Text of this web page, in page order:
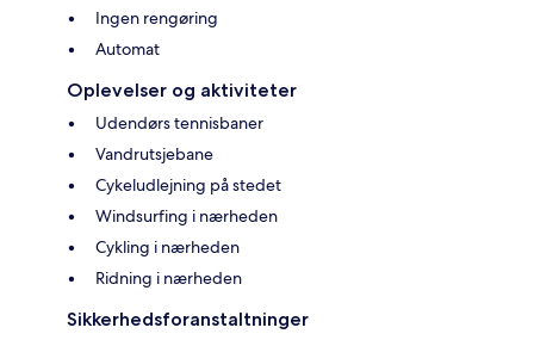
Ingen rengøring
Automat
Oplevelser og aktiviteter
Udendørs tennisbaner
Vandrutsjebane
Cykeludlejning på stedet
Windsurfing i nærheden
Cykling i nærheden
Ridning i nærheden
Sikkerhedsforanstaltninger